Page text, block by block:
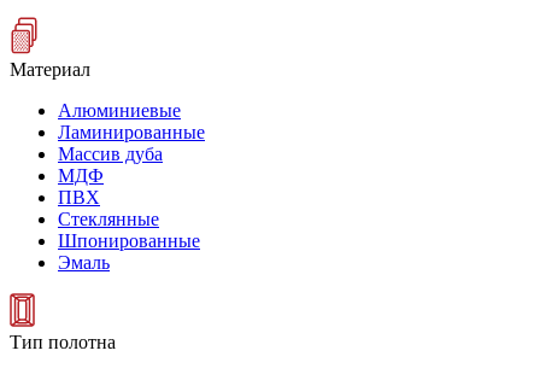
Материал
Алюминиевые
Ламинированные
Массив дуба
МДФ
ПВХ
Стеклянные
Шпонированные
Эмаль
Тип полотна